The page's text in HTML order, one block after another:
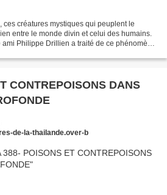
ces créatures mystiques qui peuplent le
entre le monde divin et celui des humains.
Philippe Drillien a traité de ce phénomène
de-la-thailande.over-b